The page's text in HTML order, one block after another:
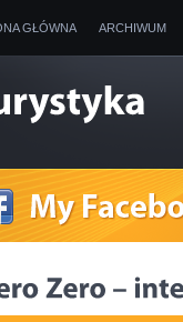
GŁÓWNA ARCHIWUM